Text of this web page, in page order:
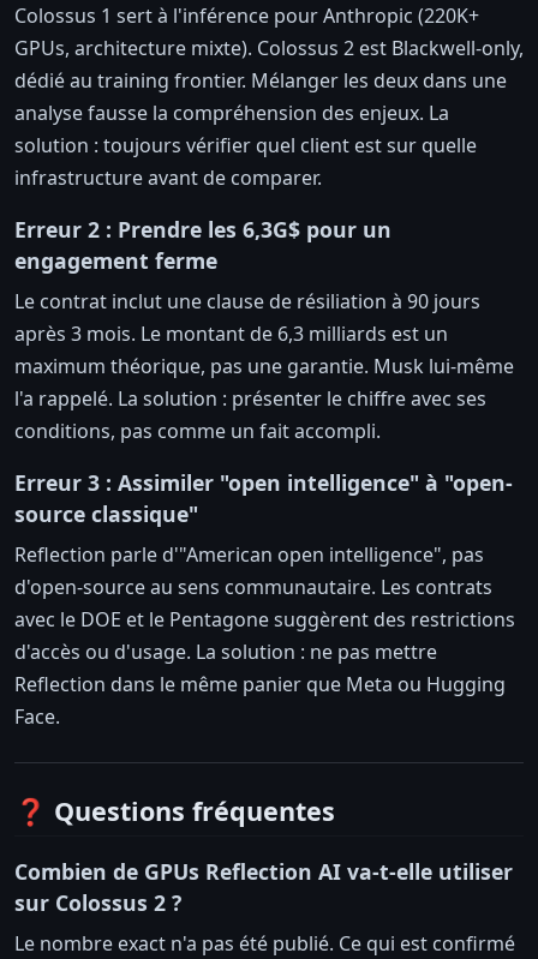
Colossus 1 sert à l'inférence pour Anthropic (220K+
GPUs, architecture mixte). Colossus 2 est Blackwell-only,
dédié au training frontier. Mélanger les deux dans une
analyse fausse la compréhension des enjeux. La
solution : toujours vérifier quel client est sur quelle
infrastructure avant de comparer.
Erreur 2 : Prendre les 6,3G$ pour un
engagement ferme
Le contrat inclut une clause de résiliation à 90 jours
après 3 mois. Le montant de 6,3 milliards est un
maximum théorique, pas une garantie. Musk lui-même
l'a rappelé. La solution : présenter le chiffre avec ses
conditions, pas comme un fait accompli.
Erreur 3 : Assimiler "open intelligence" à "open-
source classique"
Reflection parle d'"American open intelligence", pas
d'open-source au sens communautaire. Les contrats
avec le DOE et le Pentagone suggèrent des restrictions
d'accès ou d'usage. La solution : ne pas mettre
Reflection dans le même panier que Meta ou Hugging
Face.
❓ Questions fréquentes
Combien de GPUs Reflection AI va-t-elle utiliser
sur Colossus 2 ?
Le nombre exact n'a pas été publié. Ce qui est confirmé